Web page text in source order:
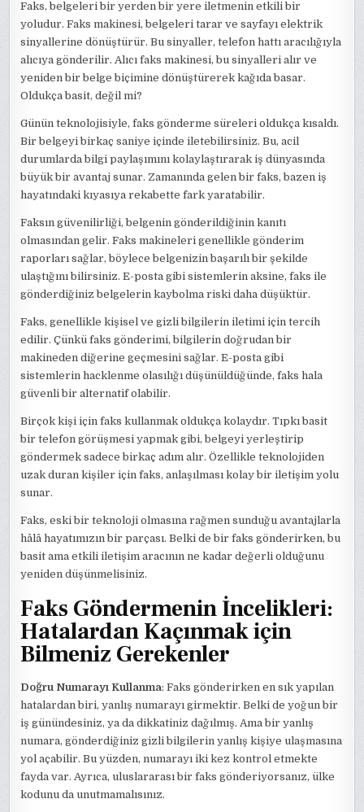
Faks, belgeleri bir yerden bir yere iletmenin etkili bir
yoludur. Faks makinesi, belgeleri tarar ve sayfayı elektrik
sinyallerine dönüştürür. Bu sinyaller, telefon hattı aracılığıyla
alıcıya gönderilir. Alıcı faks makinesi, bu sinyalleri alır ve
yeniden bir belge biçimine dönüştürerek kağıda basar.
Oldukça basit, değil mi?
Günün teknolojisiyle, faks gönderme süreleri oldukça kısaldı.
Bir belgeyi birkaç saniye içinde iletebilirsiniz. Bu, acil
durumlarda bilgi paylaşımını kolaylaştırarak iş dünyasında
büyük bir avantaj sunar. Zamanında gelen bir faks, bazen iş
hayatındaki kıyasıya rekabette fark yaratabilir.
Faksın güvenilirliği, belgenin gönderildiğinin kanıtı
olmasından gelir. Faks makineleri genellikle gönderim
raporları sağlar, böylece belgenizin başarılı bir şekilde
ulaştığını bilirsiniz. E-posta gibi sistemlerin aksine, faks ile
gönderdiğiniz belgelerin kaybolma riski daha düşüktür.
Faks, genellikle kişisel ve gizli bilgilerin iletimi için tercih
edilir. Çünkü faks gönderimi, bilgilerin doğrudan bir
makineden diğerine geçmesini sağlar. E-posta gibi
sistemlerin hacklenme olasılığı düşünüldüğünde, faks hala
güvenli bir alternatif olabilir.
Birçok kişi için faks kullanmak oldukça kolaydır. Tıpkı basit
bir telefon görüşmesi yapmak gibi, belgeyi yerleştirip
göndermek sadece birkaç adım alır. Özellikle teknolojiden
uzak duran kişiler için faks, anlaşılması kolay bir iletişim yolu
sunar.
Faks, eski bir teknoloji olmasına rağmen sunduğu avantajlarla
hâlâ hayatımızın bir parçası. Belki de bir faks gönderirken, bu
basit ama etkili iletişim aracının ne kadar değerli olduğunu
yeniden düşünmelisiniz.
Faks Göndermenin İncelikleri:
Hatalardan Kaçınmak için
Bilmeniz Gerekenler
Doğru Numarayı Kullanma: Faks gönderirken en sık yapılan
hatalardan biri, yanlış numarayı girmektir. Belki de yoğun bir
iş günündesiniz, ya da dikkatiniz dağılmış. Ama bir yanlış
numara, gönderdiğiniz gizli bilgilerin yanlış kişiye ulaşmasına
yol açabilir. Bu yüzden, numarayı iki kez kontrol etmekte
fayda var. Ayrıca, uluslararası bir faks gönderiyorsanız, ülke
kodunu da unutmamalısınız.